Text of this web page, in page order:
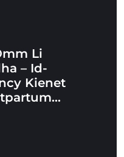
Li
– Id-
Kienet